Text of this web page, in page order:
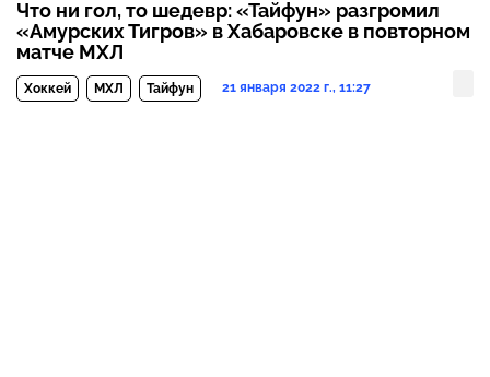
Что ни гол, то шедевр: «Тайфун» разгромил
«Амурских Тигров» в Хабаровске в повторном
матче МХЛ
Хоккей МХЛ Тайфун 21 января 2022 г., 11:27